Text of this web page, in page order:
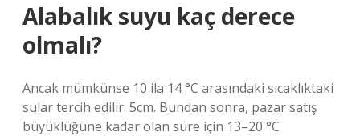
Alabalık suyu kaç derece
olmalı?
Ancak mümkünse 10 ila 14 °C arasındaki sıcaklıktaki
sular tercih edilir. 5cm. Bundan sonra, pazar satış
büyüklüğüne kadar olan süre için 13–20 °C